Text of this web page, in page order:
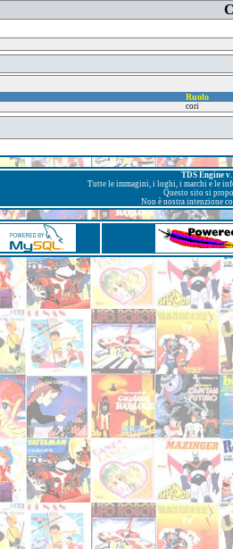
Ruolo
cori
TDS Engine
Tutte le immagini, i loghi, i marchi e le
Questo sito si
Non è nostra intenzione